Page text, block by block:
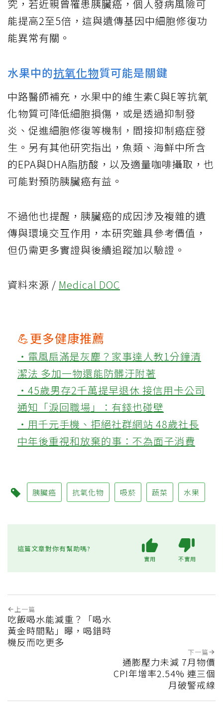
究，若近親曾罹患胰臟癌，個人發病風險可
能提高2至5倍，這與遺傳基因中細胞修復功
能異常有關。
水果中的抗氧化物質可能是關鍵
中路醫師補充，水果中的維生素C與E等抗氧
化物質可降低細胞損傷，或是透過抑制發
炎、促進細胞修復等機制，間接抑制癌症發
生。另有其他研究指出，魚類、海鮮中所含
的EPA與DHA脂肪酸，以及適量咖啡攝取，也
可能對預防胰臟癌有益。
不過他也提醒，胰臟癌的成因涉及複雜的遺
傳與環境交互作用，本研究雖具參考價值，
但仍需更多實證與後續追蹤加以驗證。
資料來源 / Medical DOC
💪更多健康推薦
‧電風扇滿是灰塵？家事達人教1分鐘清
潔法 多加一物還能防髒汙附著
‧45歲男存2千萬提早退休 接信用卡公司
通知「淚回職場」：有錢也碰壁
‧用千元手機、拒絕社群網站 48歲社長
中年後重視和放棄的事：不為面子消費
胰臟癌 抗氧化物 吸菸 蔬菜 水果
這篇文章對你有幫助嗎?
實用 不實用
上一篇
吃飯喝水能減重？「喝水
黃金時間點」曝，喝錯時
機反而吃更多
下一篇
通膨壓力未減 7月物價
CPI年增率2.54% 連三個
月破警戒線